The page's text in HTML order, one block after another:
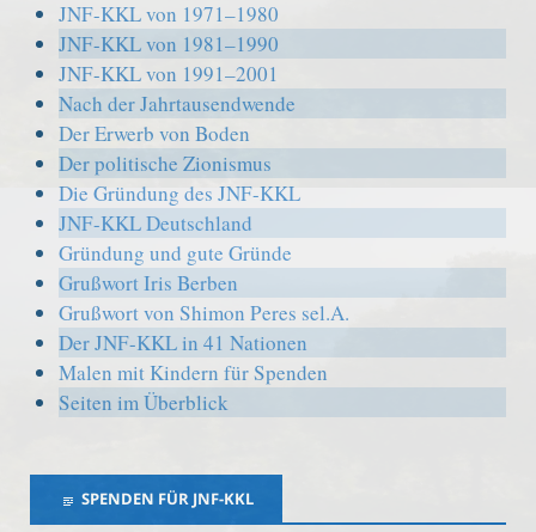
JNF-KKL von 1971–1980
JNF-KKL von 1981–1990
JNF-KKL von 1991–2001
Nach der Jahrtausendwende
Der Erwerb von Boden
Der politische Zionismus
Die Gründung des JNF-KKL
JNF-KKL Deutschland
Gründung und gute Gründe
Grußwort Iris Berben
Grußwort von Shimon Peres sel.A.
Der JNF-KKL in 41 Nationen
Malen mit Kindern für Spenden
Seiten im Überblick
SPENDEN FÜR JNF-KKL